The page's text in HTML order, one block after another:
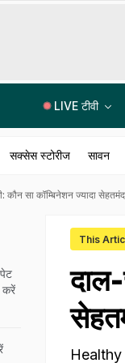
LIVE टीवी
सक्सेस स्टोरीज सावन
सा कॉम्बिनेशन ज्यादा
This
Healthy
करें